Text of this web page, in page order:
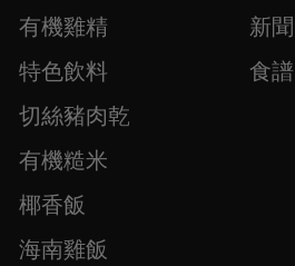
有機雞精
特色飲料
切絲豬肉乾
有機糙米
椰香飯
海南雞飯
新聞
食譜